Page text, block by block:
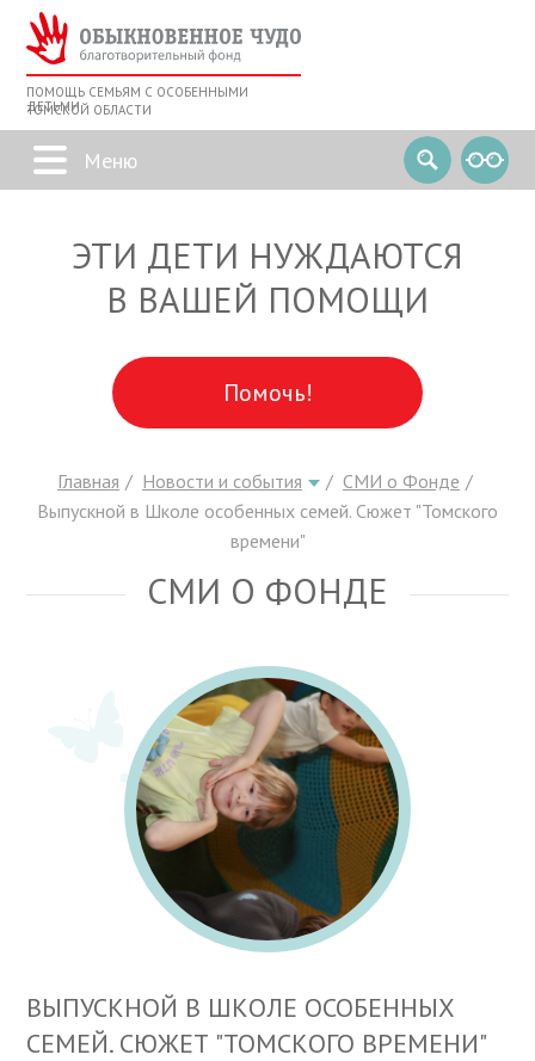
ПОМОЩЬ СЕМЬЯМ С ОСОБЕННЫМИ
ДЕТЬМИ
ТОМСКОЙ ОБЛАСТИ
ЭТИ ДЕТИ НУЖДАЮТСЯ
В ВАШЕЙ ПОМОЩИ
Помочь!
Главная Новости и события
СМИ о Фонде
Выпускной в Школе особенных семей. Сюжет "Томского
времени"
СМИ О ФОНДЕ
ВЫПУСКНОЙ В ШКОЛЕ ОСОБЕННЫХ
СЕМЕЙ. СЮЖЕТ "ТОМСКОГО ВРЕМЕНИ"